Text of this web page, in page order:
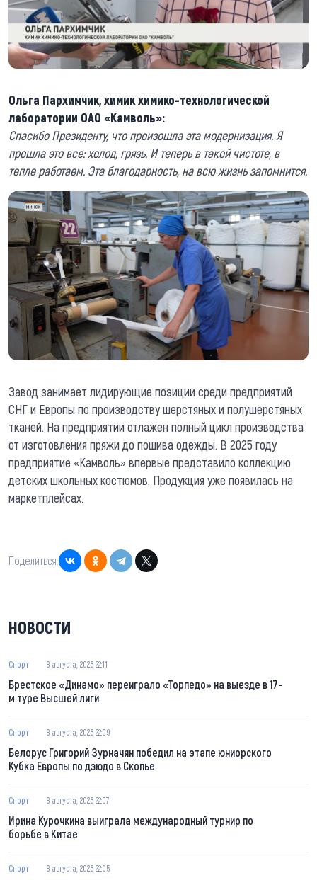
Ольга Пархимчик, химик химико-технологической
лаборатории ОАО «Камволь»:
Спасибо Президенту, что произошла эта модернизация. Я
прошла это все: холод, грязь. И теперь в такой чистоте, в
тепле работаем. Эта благодарность, на всю жизнь запомнится.
Завод занимает лидирующие позиции среди предприятий
СНГ и Европы по производству шерстяных и полушерстяных
тканей. На предприятии отлажен полный цикл производства
от изготовления пряжи до пошива одежды. В 2025 году
предприятие «Камволь» впервые представило коллекцию
детских школьных костюмов. Продукция уже появилась на
маркетплейсах.
Поделиться:
НОВОСТИ
Спорт 8 августа, 2026 22:11
Брестское «Динамо» переиграло «Торпедо» на выезде в 17-
м туре Высшей лиги
Спорт 8 августа, 2026 22:09
Белорус Григорий Зурначян победил на этапе юниорского
Кубка Европы по дзюдо в Скопье
Спорт 8 августа, 2026 22:07
Ирина Курочкина выиграла международный турнир по
борьбе в Китае
Спорт 8 августа, 2026 22:05